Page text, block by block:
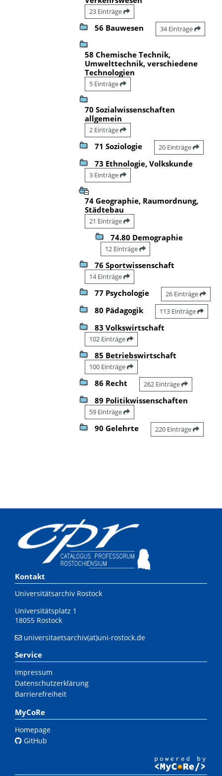
23 Einträge
56 Bauwesen 34 Einträge
58 Chemische Technik,
Umwelttechnik, verschiedene
Technologien
5 Einträge
70 Sozialwissenschaften
allgemein
2 Einträge
71 Soziologie 20 Einträge
73 Ethnologie, Volkskunde
3 Einträge
74 Geographie, Raumordnung,
Städtebau
21 Einträge
74.80 Demographie
12 Einträge
76 Sportwissenschaft
14 Einträge
77 Psychologie 26 Einträge
80 Pädagogik 113 Einträge
83 Volkswirtschaft
102 Einträge
85 Betriebswirtschaft
100 Einträge
86 Recht 262 Einträge
89 Politikwissenschaften
59 Einträge
90 Gelehrte 220 Einträge
Kontakt
Universitätsarchiv Rostock
Universitätsplatz 1
18055 Rostock
universitaetsarchiv(at)uni-rostock.de
Service
Impressum
Datenschutzerklärung
Barrierefreiheit
MyCoRe
Homepage
GitHub